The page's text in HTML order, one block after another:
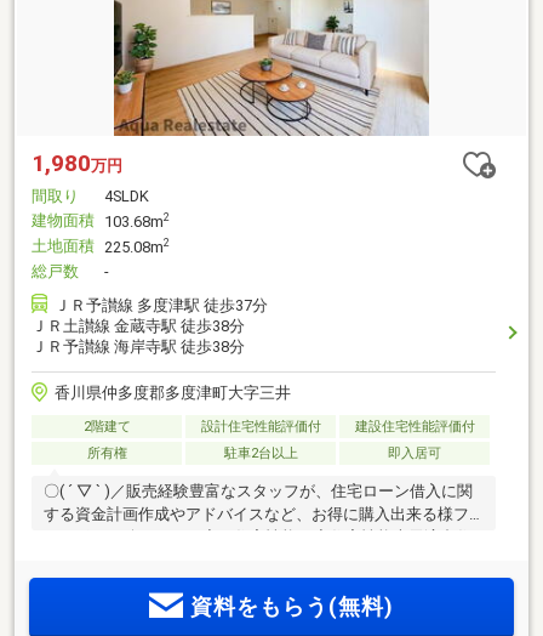
1,980万円
間取り
4SLDK
建物面積 103.68m2
土地面積 225.08m2
総戸数
-
ＪＲ予讃線 多度津駅 徒歩37分
ＪＲ土讃線 金蔵寺駅 徒歩38分
ＪＲ予讃線 海岸寺駅 徒歩38分
香川県仲多度郡多度津町大字三井
2階建て 設計住宅性能評価付
建設住宅性能評価付
所有権
駐車2台以上 即入居可
〇( ´ ▽ ` )／販売経験豊富なスタッフが、住宅ローン借入に関
する資金計画作成やアドバイスなど、お得に購入出来る様フ
高ランク等級の高品質住宅♪（耐震２項目・劣化対策・維持管
理・耐風・ホルムアルデヒド対策）◇ ご案内 ◇物件資
資料をもらう(無料)